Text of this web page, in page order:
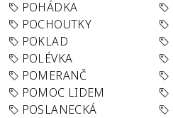
POHÁDKA
POCHOUTKY
POKLAD
POLÉVKA
POMERANČ
POMOC LIDEM
POSLANECKÁ